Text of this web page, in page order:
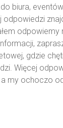
biura,
odpowiedzi
odpowiemy
gdzie
Więcej
my ochoczo